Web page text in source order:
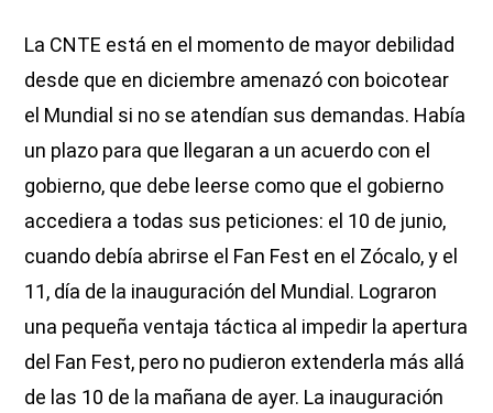
La CNTE está en el momento de mayor debilidad
desde que en diciembre amenazó con boicotear
el Mundial si no se atendían sus demandas. Había
un plazo para que llegaran a un acuerdo con el
gobierno, que debe leerse como que el gobierno
accediera a todas sus peticiones: el 10 de junio,
cuando debía abrirse el Fan Fest en el Zócalo, y el
11, día de la inauguración del Mundial. Lograron
una pequeña ventaja táctica al impedir la apertura
del Fan Fest, pero no pudieron extenderla más allá
de las 10 de la mañana de ayer. La inauguración